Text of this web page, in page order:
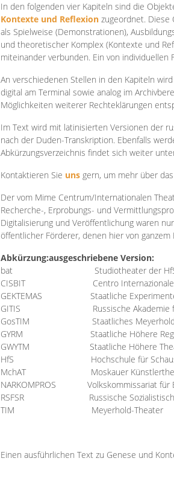
In den folgenden vier Kapiteln sind die
Kontexte und Reflexion zugeordnet. Diese
als Spielweise (Demonstrationen),
und theoretischer Komplex (Kontexte und
miteinander verbunden. Ein von
An verschiedenen Stellen in den Kapiteln
digital am Terminal sowie analog im
Möglichkeiten weiterer Rechteklärungen
Im Text wird mit latinisierten Versionen der
nach der Duden-Transkription. Ebenfalls
Abkürzungsverzeichnis findet sich weiter
Kontaktieren Sie uns gern, um mehr über
Der vom Mime Centrum/Internationalen
Recherche-, Erprobungs- und
Digitalisierung und Veröffentlichung waren
öffentlicher Förderer, denen hier von
Abkürzung:ausgeschriebene Version:
bat
Studiotheater der
CISBIT
Centro
GEKTEMAS
Staatliche
GITIS
Russische
GosTIM
Staatliches
GYRM
Staatliche Höhere
GWYTM
Staatliche Höhere
HfS
Hochschule für
MchAT
Moskauer
NARKOMPROS
Volkskommissariat für
RSFSR
Russische
TIM Meyerhold-Theater
Einen ausführlichen Text zu Genese und